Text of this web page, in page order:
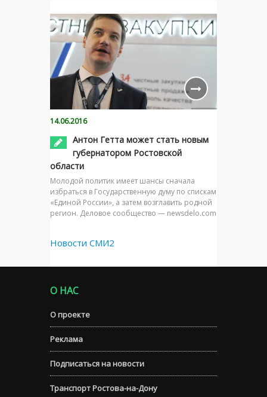
14.06.2016
Антон Гетта может стать новым
губернатором Ростовской
области
Молодой политик имеет шансы сначала
избраться в Государственную думу по спискам
«Единой России», а затем возглавить родной
регион. Деловое сообщество — newsdelo.com
Новости СМИ2
О НАС
О проекте
Реклама
Подписаться на новости
Транспорт Ростова-на-Дону